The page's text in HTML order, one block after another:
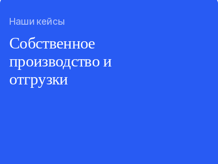
Наши кейсы
Собственное
производство и
отгрузки